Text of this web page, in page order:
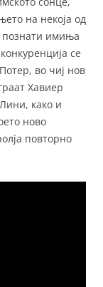
на некоја од
познати имиња
се
во чиј нов
Хавиер
како и
ново
повторно